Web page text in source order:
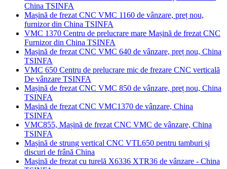
China TSINFA
Mașină de frezat CNC VMC 1160 de vânzare, preț nou,
furnizor din China TSINFA
VMC 1370 Centru de prelucrare mare Mașină de frezat CNC
Furnizor din China TSINFA
Mașină de frezat CNC VMC 640 de vânzare, preț nou, China
TSINFA
VMC 650 Centru de prelucrare mic de frezare CNC verticală
De vânzare TSINFA
Mașină de frezat CNC VMC 850 de vânzare, preț nou, China
TSINFA
Mașină de frezat CNC VMC1370 de vânzare, China
TSINFA
VMC855, Mașină de frezat CNC VMC de vânzare, China
TSINFA
Mașină de strung vertical CNC VTL650 pentru tamburi și
discuri de frână China
Mașină de frezat cu turelă X6336 XTR36 de vânzare - China